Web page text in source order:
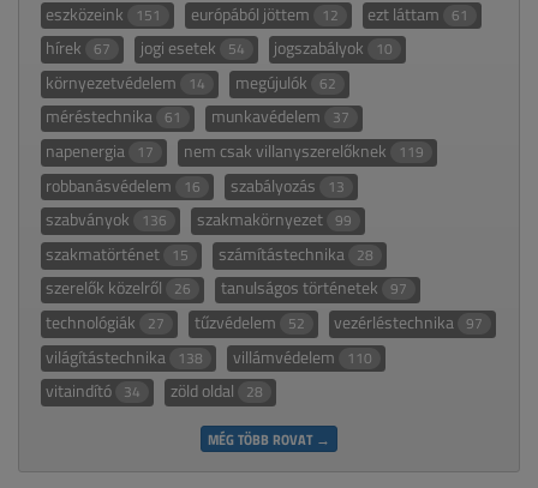
eszközeink 151 európából jöttem 12 ezt láttam 61
hírek 67 jogi esetek 54 jogszabályok 10
környezetvédelem 14 megújulók 62
méréstechnika 61 munkavédelem 37
napenergia 17 nem csak villanyszerelőknek 119
robbanásvédelem 16 szabályozás 13
szabványok 136 szakmakörnyezet 99
szakmatörténet 15 számítástechnika 28
szerelők közelről 26 tanulságos történetek 97
technológiák 27 tűzvédelem 52 vezérléstechnika 97
világítástechnika 138 villámvédelem 110
vitaindító 34 zöld oldal 28
MÉG TÖBB ROVAT →